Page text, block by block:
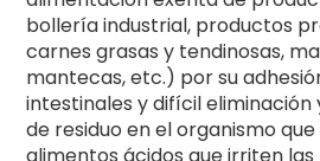
bollería industrial, productos
carnes grasas y tendinosas,
mantecas, etc.) por su
intestinales y difícil
de residuo en el organismo